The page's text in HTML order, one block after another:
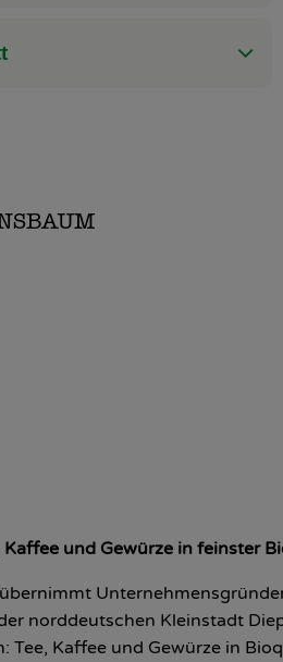
Kaffee und Gewürze in feinster
norddeutschen Kleinstadt
Tee, Kaffee und Gewürze in